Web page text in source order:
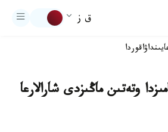
ق ز
اقوردا
25 -تامىزدا وتەتىن ماڭىزدى شارالارعا